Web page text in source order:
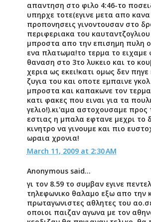
απαντηση στο φιλο 4:46-το
υπηρχε τοτε(εγινε μετα απο κανα
προπονησεις γινοντουσαν στο
περιφεριακα του
μπροστα απο την επισημη πυλη
ενα πλατωμα!το τερμα το ειχαμε
θαναση στο 3το λυκειο και το
χερια ως εκει!κατι ομως δεν
ζυγια του και οποτε εμπαινε
μπροστα και καπακωνε τον
κατι φακες που ειναι για τα
γελιο!).κι'αμα αστοχουσαμε προς
εστιας η μπαλα εφτανε μεχρι το
κινητρο να γινουμε και πιο
ωραια χρονια!
March 11, 2009 at 2:30 AM
Anonymous said...
γι τον 8.59 το συμβαν εγινε
τηλεφωνικο θαλαμο εξω απο την
πρωταγωνιστες αθλητες του
οποιοι παιζαν αγωνα με τον